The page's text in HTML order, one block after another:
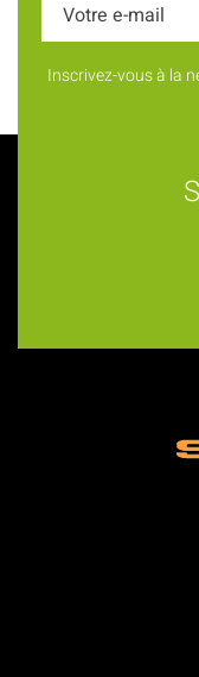
Inscrivez-vous à la